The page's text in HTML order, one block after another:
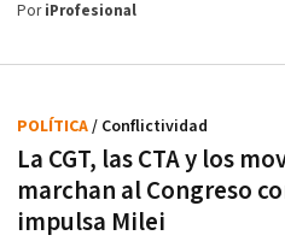
PoriProfesional
La CGT, las CTA y los
marchan al Congreso
impulsa Milei
POLÍTICA/ Conflictividad